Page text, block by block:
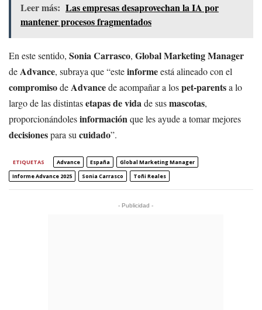
Leer más: Las empresas desaprovechan la IA por
mantener procesos fragmentados
En este sentido, Sonia Carrasco, Global Marketing Manager
deAdvance, subraya que “esteinformeestá alineado con el
compromisodeAdvancede acompañar a lospet-parentsa lo
largo de las distintasetapas de vidade susmascotas,
proporcionándolesinformaciónque les ayude a tomar mejores
decisionespara su cuidado”.
ETIQUETAS Advance España
Global Marketing Manager
Informe Advance 2025
Sonia Carrasco Toñi Reales
- Publicidad -